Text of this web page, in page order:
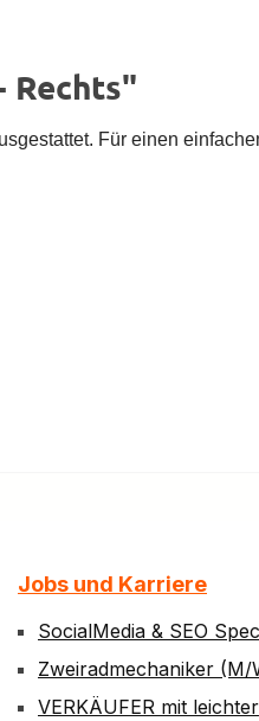
Rechts"
Für einen
Jobs und Karriere
SocialMedia & SEO
Zweiradmechaniker (M/
VERKÄUFER mit leichter